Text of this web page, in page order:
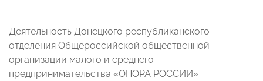
Деятельность Донецкого республиканского
отделения Общероссийской общественной
организации малого и среднего
предпринимательства «ОПОРА РОССИИ»